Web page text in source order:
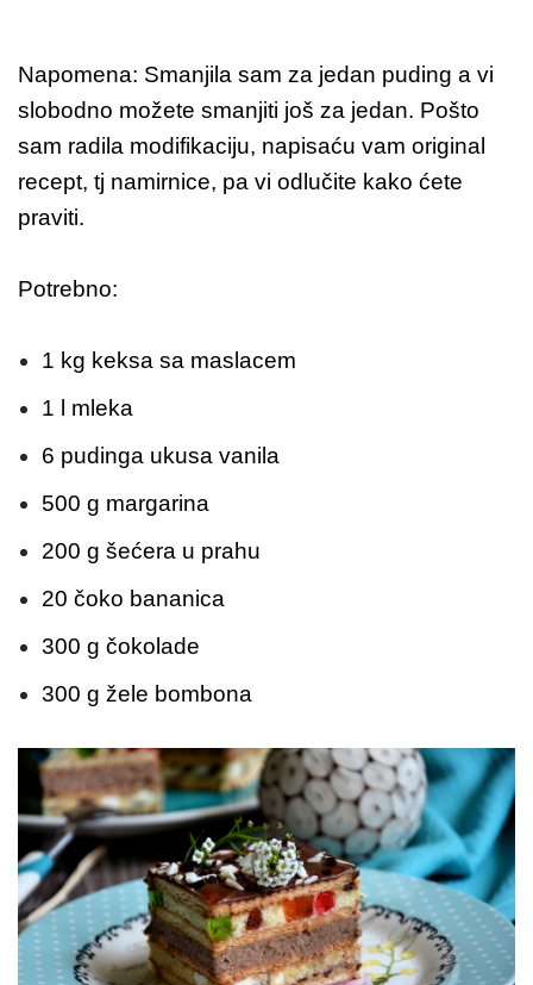
Napomena: Smanjila sam za jedan puding a vi
slobodno možete smanjiti još za jedan. Pošto
sam radila modifikaciju, napisaću vam original
recept, tj namirnice, pa vi odlučite kako ćete
praviti.
Potrebno:
1 kg keksa sa maslacem
1 l mleka
6 pudinga ukusa vanila
500 g margarina
200 g šećera u prahu
20 čoko bananica
300 g čokolade
300 g žele bombona